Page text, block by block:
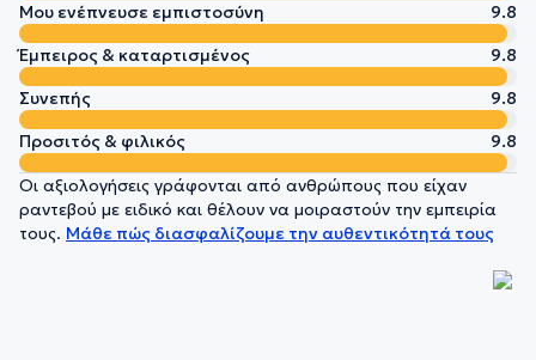
Μου ενέπνευσε εμπιστοσύνη
9.8
Έμπειρος & καταρτισμένος
9.8
Συνεπής
9.8
Προσιτός & φιλικός
9.8
Οι αξιολογήσεις γράφονται από ανθρώπους που είχαν
ραντεβού με ειδικό και θέλουν να μοιραστούν την εμπειρία
τους. Μάθε πώς διασφαλίζουμε την αυθεντικότητά τους